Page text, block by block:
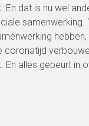
dat is nu wel
samenwerking.
coronatijd
alles gebeurt in